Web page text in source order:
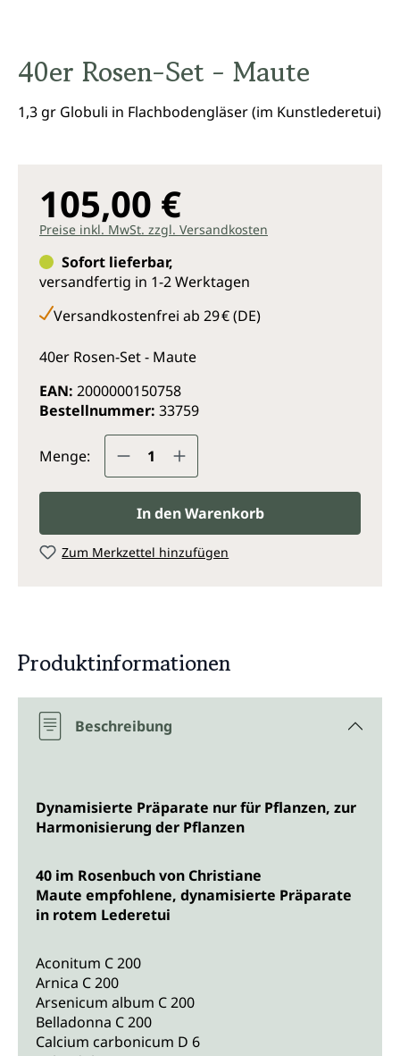
40er Rosen-Set - Maute
1,3 gr Globuli in Flachbodengläser (im Kunstlederetui)
105,00 €
Preise inkl. MwSt. zzgl. Versandkosten
Sofort lieferbar,
versandfertig in 1-2 Werktagen
Versandkostenfrei ab 29 € (DE)
40er Rosen-Set - Maute
EAN: 2000000150758
Bestellnummer: 33759
Menge: Produkt Anzahl: Gib den
In den Warenkorb
Zum Merkzettel hinzufügen
Produktinformationen
Beschreibung
Dynamisierte Präparate nur für Pflanzen, zur
Harmonisierung der Pflanzen
40 im Rosenbuch von Christiane
Maute empfohlene, dynamisierte Präparate
in rotem Lederetui
Aconitum C 200
Arnica C 200
Arsenicum album C 200
Belladonna C 200
Calcium carbonicum D 6